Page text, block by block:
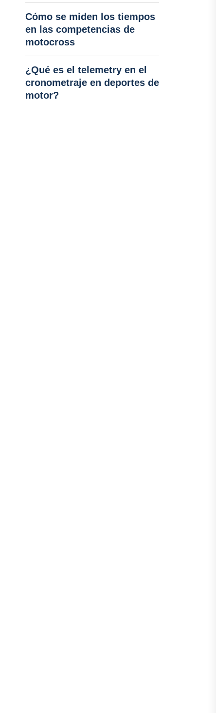
Cómo se miden los tiempos
en las competencias de
motocross
¿Qué es el telemetry en el
cronometraje en deportes de
motor?